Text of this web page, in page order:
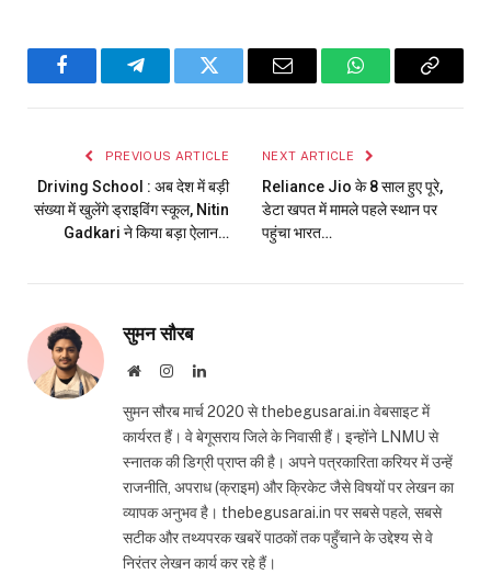
FacebookTelegramTwitter Email WhatsAppCopy
PREVIOUS ARTICLE
Driving School : अब देश में बड़ी
संख्या में खुलेंगे ड्राइविंग स्कूल, Nitin
Gadkari ने किया बड़ा ऐलान…
NEXT ARTICLE
Reliance Jio के 8 साल हुए पूरे,
डेटा खपत में मामले पहले स्थान पर
पहुंचा भारत…
सुमन सौरब
WebsiteInstagramLinkedIn
सुमन सौरब मार्च 2020 से thebegusarai.in वेबसाइट में
कार्यरत हैं। वे बेगूसराय जिले के निवासी हैं। इन्होंने LNMU से
स्नातक की डिग्री प्राप्त की है। अपने पत्रकारिता करियर में उन्हें
राजनीति, अपराध (क्राइम) और क्रिकेट जैसे विषयों पर लेखन का
व्यापक अनुभव है। thebegusarai.in पर सबसे पहले, सबसे
सटीक और तथ्यपरक खबरें पाठकों तक पहुँचाने के उद्देश्य से वे
निरंतर लेखन कार्य कर रहे हैं।